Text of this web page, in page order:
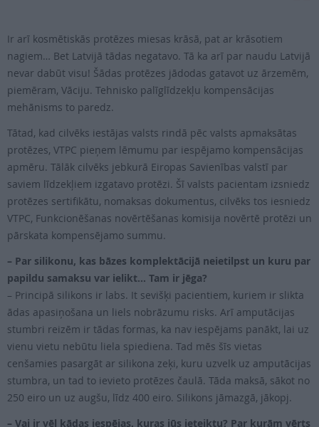
Ir arī kosmētiskās protēzes miesas krāsā, pat ar krāsotiem
nagiem… Bet Latvijā tādas negatavo. Tā ka arī par naudu Latvijā
nevar dabūt visu! Šādas protēzes jādodas gatavot uz ārzemēm,
piemēram, Vāciju. Tehnisko palīglīdzekļu kompensācijas
mehānisms to paredz.
Tātad, kad cilvēks iestājas valsts rindā pēc valsts apmaksātas
protēzes, VTPC pieņem lēmumu par iespējamo kompensācijas
apmēru. Tālāk cilvēks jebkurā Eiropas Savienības valstī par
saviem līdzekļiem izgatavo protēzi. Šī valsts pacientam izsniedz
protēzes sertifikātu, nomaksas dokumentus, cilvēks tos iesniedz
VTPC, Funkcionēšanas novērtēšanas komisija novērtē protēzi un
pārskata kompensējamo summu.
– Par silikonu, kas bāzes komplektācijā neietilpst un kuru par
papildu samaksu var ielikt… Tam ir jēga?
– Principā silikons ir labs. It sevišķi pacientiem, kuriem ir slikta
ādas apasiņošana un liels nobrāzumu risks. Arī amputācijas
stumbri reizēm ir tādas formas, ka nav iespējams panākt, lai uz
vienu vietu nebūtu liela spiediena. Tad mēs šīs vietas
cenšamies pasargāt ar silikona zeķi, kuru uzvelk uz amputācijas
stumbra, un tad to ievieto protēzes čaulā. Tāda maksā, sākot no
250 eiro un uz augšu, līdz 400 eiro. Silikons jāmazgā, jākopj.
– Vai ir vēl kādas iespējas, kuras jūs ieteiktu? Par kurām vērts